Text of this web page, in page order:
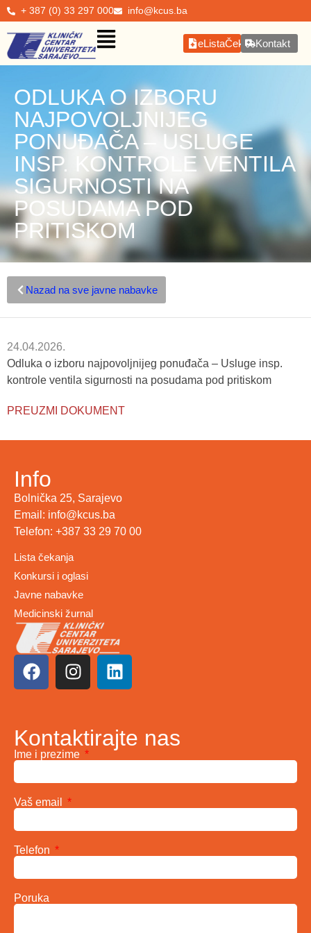
+ 387 (0) 33 297 000 info@kcus.ba
eListaČekanjaKontakt
ODLUKA O IZBORU
NAJPOVOLJNIJEG
PONUĐAČA – USLUGE
INSP. KONTROLE VENTILA
SIGURNOSTI NA
POSUDAMA POD
PRITISKOM
Nazad na sve javne nabavke
24.04.2026.
Odluka o izboru najpovoljnijeg ponuđača – Usluge insp.
kontrole ventila sigurnosti na posudama pod pritiskom
PREUZMI DOKUMENT
Info
Bolnička 25, Sarajevo
Email: info@kcus.ba
Telefon: +387 33 29 70 00
Lista čekanja
Konkursi i oglasi
Javne nabavke
Medicinski žurnal
Kontaktirajte nas
Ime i prezime
Vaš email
Telefon
Poruka